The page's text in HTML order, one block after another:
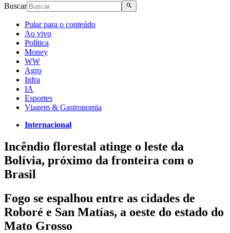
Buscar
Pular para o conteúdo
Ao vivo
Política
Money
WW
Agro
Infra
IA
Esportes
Viagem & Gastronomia
Internacional
Incêndio florestal atinge o leste da
Bolívia, próximo da fronteira com o
Brasil
Fogo se espalhou entre as cidades de
Roboré e San Matías, a oeste do estado do
Mato Grosso